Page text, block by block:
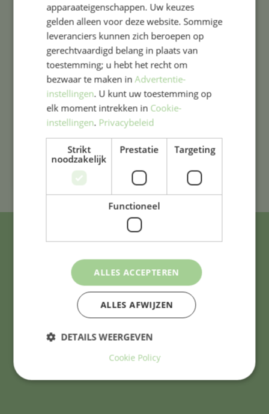
Adres & contact
Westergracht 3
2013 ZJ Haarlem
0235323861
apparaateigenschappen. Uw keuzes
gelden alleen voor deze website. Sommige
leveranciers kunnen zich beroepen op
gerechtvaardigd belang in plaats van
toestemming; u hebt het recht om
bezwaar te maken inAdvertentie-
instellingen. U kunt uw toestemming op
elk moment intrekken in Cookie-
instellingen. Privacybeleid
Strikt
noodzakelijk
Prestatie Targeting
Functioneel
ALLES ACCEPTEREN
ALLES AFWIJZEN
DETAILS WEERGEVEN
Cookie Policy